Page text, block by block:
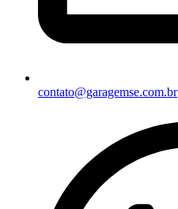
contato@garagemse.com.br